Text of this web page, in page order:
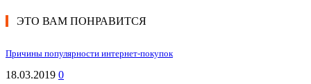
ЭТО ВАМ ПОНРАВИТСЯ
Причины популярности интернет-покупок
18.03.2019 0